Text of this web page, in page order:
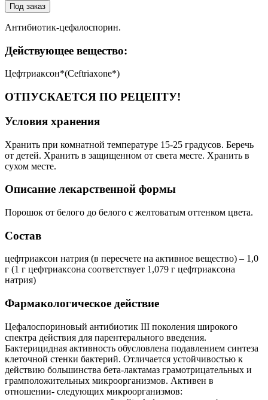
Под заказ
Антибиотик-цефалоспорин.
Действующее вещество:
Цефтриаксон*(Ceftriaxone*)
ОТПУСКАЕТСЯ ПО РЕЦЕПТУ!
Условия хранения
Хранить при комнатной температуре 15-25 градусов. Беречь
от детей. Хранить в защищенном от света месте. Хранить в
сухом месте.
Описание лекарственной формы
Порошок от белого до белого с желтоватым оттенком цвета.
Состав
цефтриаксон натрия (в пересчете на активное вещество) – 1,0
г (1 г цефтриаксона соответствует 1,079 г цефтриаксона
натрия)
Фармакологическое действие
Цефалоспориновый антибиотик III поколения широкого
спектра действия для парентерального введения.
Бактерицидная активность обусловлена подавлением синтеза
клеточной стенки бактерий. Отличается устойчивостью к
действию большинства бета-лактамаз грамотрицательных и
грамположительных микроорганизмов. Активен в
отношении- следующих микроорганизмов: